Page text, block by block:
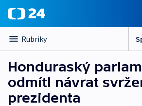
Rubriky
Honduraský
odmítl návrat
prezidenta